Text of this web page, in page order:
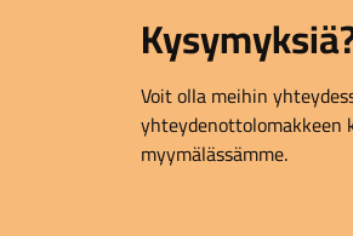
Voit olla meihin
yhteydenottolomakkeen
myymälässämme.